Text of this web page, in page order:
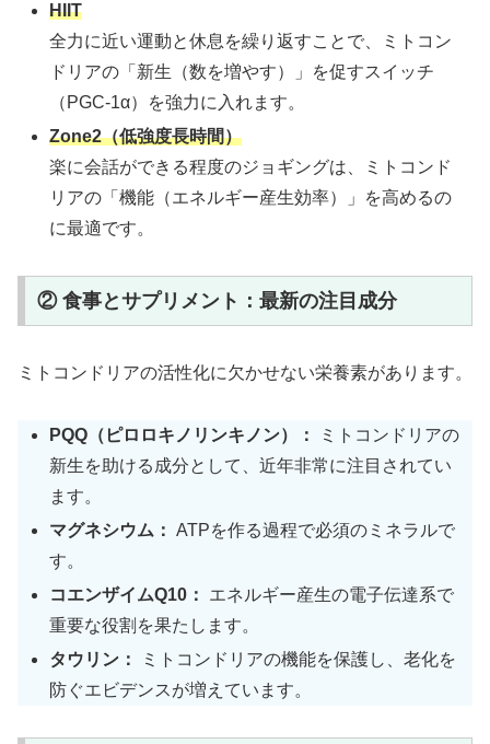
HIIT
全力に近い運動と休息を繰り返すことで、ミトコン
ドリアの「新生（数を増やす）」を促すスイッチ
（PGC-1α）を強力に入れます。
Zone2（低強度長時間）
楽に会話ができる程度のジョギングは、ミトコンド
リアの「機能（エネルギー産生効率）」を高めるの
に最適です。
② 食事とサプリメント：最新の注目成分
ミトコンドリアの活性化に欠かせない栄養素があります。
PQQ（ピロロキノリンキノン）：
ミトコンドリアの
新生を助ける成分として、近年非常に注目されてい
ます。
マグネシウム： ATPを作る過程で必須のミネラルで
す。
コエンザイムQ10：
エネルギー産生の電子伝達系で
重要な役割を果たします。
タウリン：
ミトコンドリアの機能を保護し、老化を
防ぐエビデンスが増えています。